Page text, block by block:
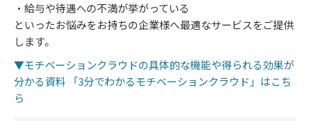
・給与や待遇への不満が挙がっている
といったお悩みをお持ちの企業様へ最適なサービスをご提供
します。
▼モチベーションクラウドの具体的な機能や得られる効果が
分かる資料 「3分でわかるモチベーションクラウド」はこち
ら